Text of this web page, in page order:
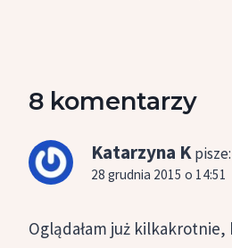
8 komentarzy
Katarzyna K pisze:
28 grudnia 2015 o 14:51
Oglądałam już